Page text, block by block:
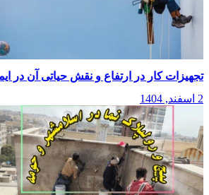
تجهیزات کار در ارتفاع و نقش حیاتی آن در
2 اسفند, 1404